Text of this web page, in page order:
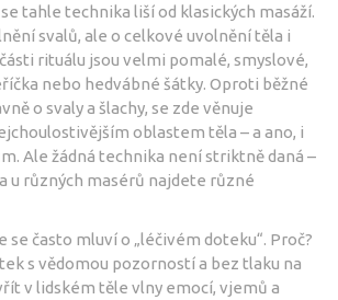
tahle technika liší od klasických masáží.
svalů, ale o celkové uvolnění těla i
rituálu jsou velmi pomalé, smyslové,
nebo hedvábné šátky. Oproti běžné
o svaly a šlachy, se zde věnuje
oblastem těla – a ano, i
Ale žádná technika není striktně daná –
u různých masérů najdete různé
se často mluví o „léčivém doteku“. Proč?
s vědomou pozorností a bez tlaku na
v lidském těle vlny emocí, vjemů a